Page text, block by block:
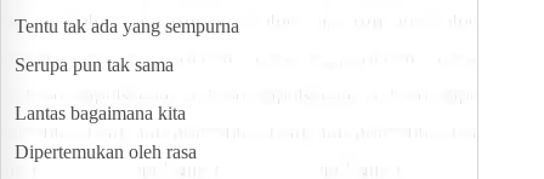
Tentu tak ada yang sempurna
Serupa pun tak sama
Lantas bagaimana kita
Dipertemukan oleh rasa